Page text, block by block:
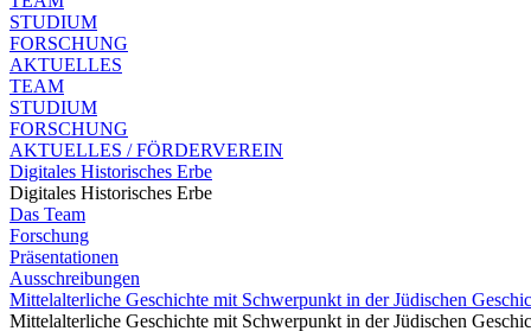
STUDIUM
FORSCHUNG
AKTUELLES
TEAM
STUDIUM
FORSCHUNG
AKTUELLES / FÖRDERVEREIN
Digitales Historisches Erbe
Digitales Historisches Erbe
Das Team
Forschung
Präsentationen
Ausschreibungen
Mittelalterliche Geschichte mit Schwerpunkt in der Jüdischen
Mittelalterliche Geschichte mit Schwerpunkt in der Jüdischen